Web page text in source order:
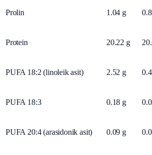
Prolin 1.04 g
Protein 20.22 g
PUFA 18:2 (linoleik asit) 2.52 g 0.4
PUFA 18:3 0.18 g
PUFA 20:4 (arasidonik asit) 0.09 g